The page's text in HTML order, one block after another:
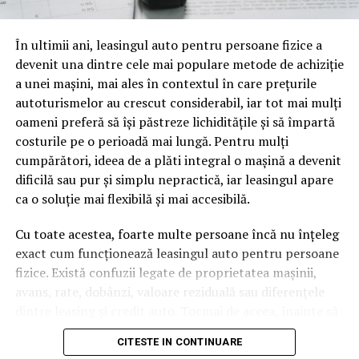
oamenii cu adevărat. Dacă transcrierea ajunge pe o
cuvinte tematice, scrise exact în limbajul în care se
caută.
Apoi vine partea de comportament. O pagină pe care
vizitatorii stau zece, cincisprezece minute ca să
urmărească replay-ul trimite un semnal greu de ignorat.
Google nu îți măsoară direct satisfacția, însă timpul
petrecut, scrollul și revenirile spun ceva despre cât de
util e materialul.
Și mai e ceva ce se uită ușor. Un webinar reușit atrage
linkuri aproape de la sine. Cineva îl menționează într-un
newsletter, altcineva îl citează într-un articol, un
partener îl trimite în comunitatea lui. Fiecare astfel de
tău, iar autoritatea e moneda forte în SEO.
În ultimii ani, leasingul auto pentru persoane fizice a
devenit una dintre cele mai populare metode de achiziție
a unei mașini, mai ales în contextul în care prețurile
autoturismelor au crescut considerabil, iar tot mai mulți
oameni preferă să își păstreze lichiditățile și să împartă
costurile pe o perioadă mai lungă. Pentru mulți
cumpărători, ideea de a plăti integral o mașină a devenit
dificilă sau pur și simplu nepractică, iar leasingul apare
ca o soluție mai flexibilă și mai accesibilă.
Cu toate acestea, foarte multe persoane încă nu înțeleg
exact cum funcționează leasingul auto pentru persoane
fizice. Există confuzii legate de proprietatea mașinii,
avans, rate, dobânzi, valoare reziduală sau diferențele
semnezi orice contract, este important să înțelegi clar
mecanismul acestui tip de finanțare și să știi la ce să fii
CITESTE IN CONTINUARE